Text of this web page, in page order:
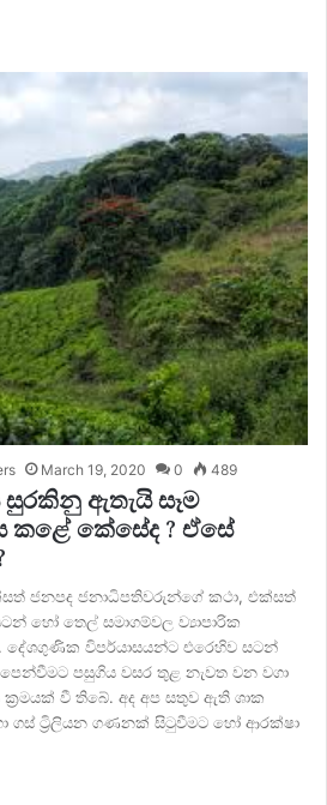
March 19, 2020 0 489
ඇතැයි සෑම
කේසේද ? ඒසේ
ජනපද ජනාධිපතිවරුන්ගේ කථා, එක්සත්
හෝ තෙල් සමාගම්වල ව්‍යාපාරික
දේශගුණික විපර්යාසයන්ට එරෙහිව සටන්
පසුගිය වසර තුළ නැවත වන වගා
වී තිබේ. අද අප සතුව ඇති ශාක
ගස් ට්‍රිලියන ගණනක් සිටුවීමට හෝ ආරක්ෂා